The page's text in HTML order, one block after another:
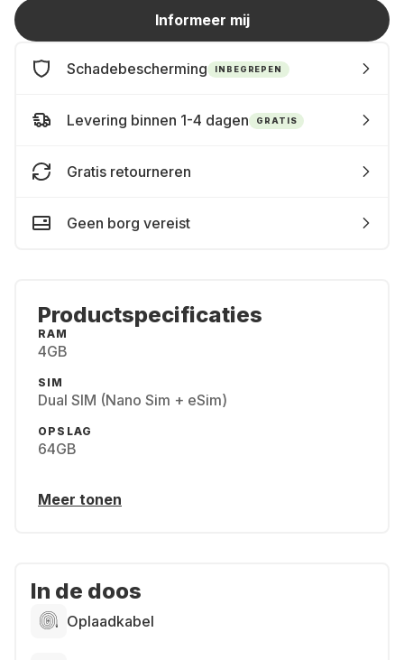
Informeer mij
Schadebescherming INBEGREPEN
Levering binnen 1-4 dagen GRATIS
Gratis retourneren
Geen borg vereist
Productspecificaties
RAM
4GB
SIM
Dual SIM (Nano Sim + eSim)
OPSLAG
64GB
Meer tonen
In de doos
Oplaadkabel